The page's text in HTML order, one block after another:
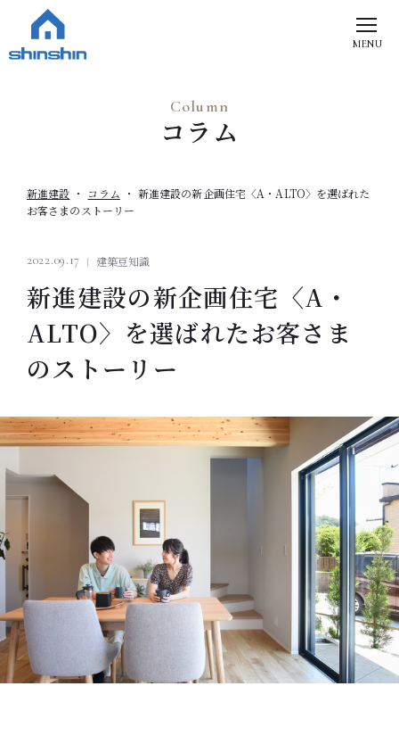
MENU
Column
コラム
新進建設 コラム
新進建設の新企画住宅〈A・ALTO〉を選ばれた
お客さまのストーリー
2022.09.17 建築豆知識
新進建設の新企画住宅〈A・
ALTO〉を選ばれたお客さま
のストーリー